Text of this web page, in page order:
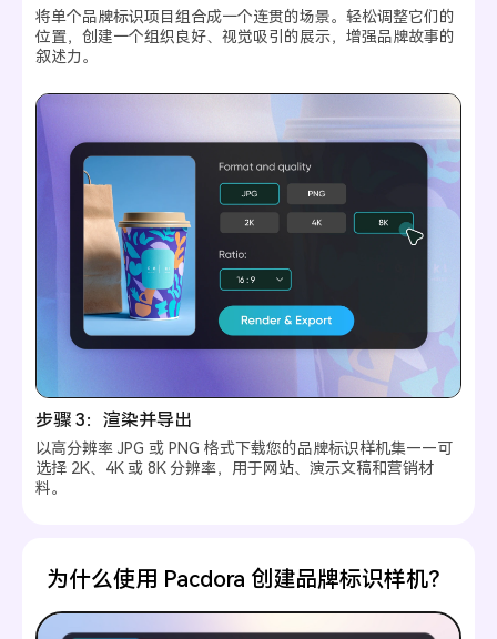
将单个品牌标识项目组合成一个连贯的场景。轻松调整它们的
位置，创建一个组织良好、视觉吸引的展示，增强品牌故事的
叙述力。
步骤 3：渲染并导出
以高分辨率 JPG 或 PNG 格式下载您的品牌标识样机集——可
选择 2K、4K 或 8K 分辨率，用于网站、演示文稿和营销材
料。
为什么使用 Pacdora 创建品牌标识样机？